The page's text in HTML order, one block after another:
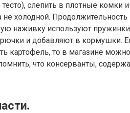
тесто), слепить в плотные комки
холодной. Продолжительность
наживку используют
и добавляют в кормушки.
картофель, то в магазине
что консерванты,